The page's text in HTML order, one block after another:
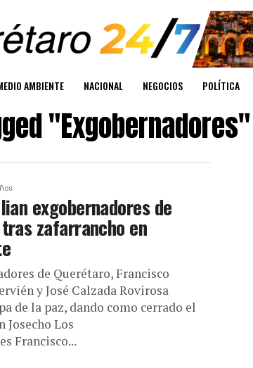
AMBIENTE NACIONAL NEGOCIOS POLÍTICA
"Exgobernadores"
exgobernadores de
zafarrancho en
de Querétaro, Francisco
y José Calzada Rovirosa
de la paz, dando como cerrado el
Josecho Los
Francisco...